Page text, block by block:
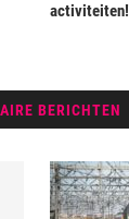
activiteiten!
BERICHTEN